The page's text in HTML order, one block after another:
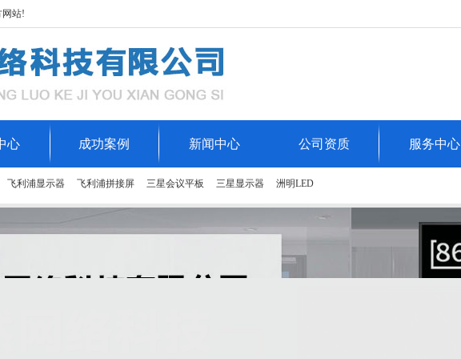
网站!
心 成功案例 新闻中心 公司资质 服务中心
飞利浦显示器 飞利浦拼接屏 三星会议平板 三星显示器 洲明LED